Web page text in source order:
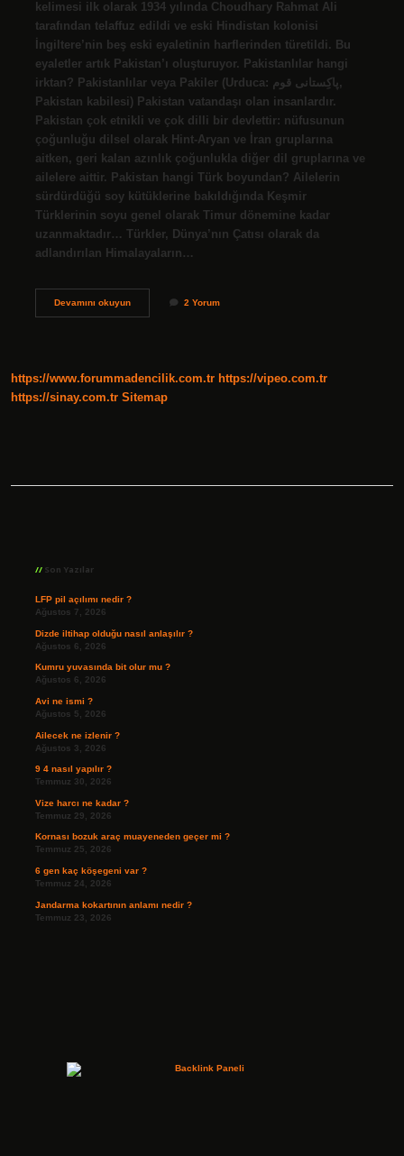
kelimesi ilk olarak 1934 yılında Choudhary Rahmat Ali
tarafından telaffuz edildi ve eski Hindistan kolonisi
İngiltere’nin beş eski eyaletinin harflerinden türetildi. Bu
eyaletler artık Pakistan’ı oluşturuyor. Pakistanlılar hangi
irktan? Pakistanlılar veya Pakiler (Urduca: پاكِستانى قوم‎,
Pakistan kabilesi) Pakistan vatandaşı olan insanlardır.
Pakistan çok etnikli ve çok dilli bir devlettir: nüfusunun
çoğunluğu dilsel olarak Hint-Aryan ve İran gruplarına
aitken, geri kalan azınlık çoğunlukla diğer dil gruplarına ve
ailelere aittir. Pakistan hangi Türk boyundan? Ailelerin
sürdürdüğü soy kütüklerine bakıldığında Keşmir
Türklerinin soyu genel olarak Timur dönemine kadar
uzanmaktadır… Türkler, Dünya’nın Çatısı olarak da
adlandırılan Himalayaların…
Devamını okuyunPakistan
2 Yorum
https://www.forummadencilik.com.tr https://vipeo.com.tr
https://sinay.com.tr Sitemap
Son Yazılar
LFP pil açılımı nedir ?
Ağustos 7, 2026
Dizde iltihap olduğu nasıl anlaşılır ?
Ağustos 6, 2026
Kumru yuvasında bit olur mu ?
Ağustos 6, 2026
Avi ne ismi ?
Ağustos 5, 2026
Ailecek ne izlenir ?
Ağustos 3, 2026
9 4 nasıl yapılır ?
Temmuz 30, 2026
Vize harcı ne kadar ?
Temmuz 29, 2026
Kornası bozuk araç muayeneden geçer mi ?
Temmuz 25, 2026
6 gen kaç köşegeni var ?
Temmuz 24, 2026
Jandarma kokartının anlamı nedir ?
Temmuz 23, 2026